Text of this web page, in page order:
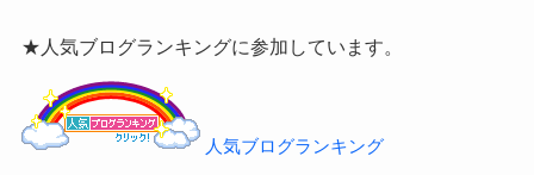
★人気ブログランキングに参加しています。
人気ブログランキング